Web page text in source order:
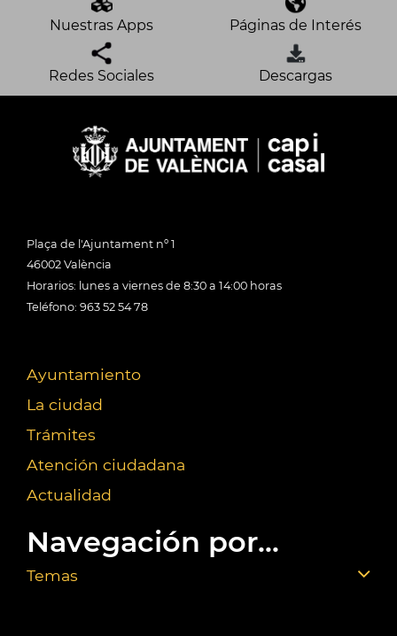
Nuestras Apps Páginas de Interés
Redes Sociales Descargas
Plaça de l'Ajuntament nº 1
46002 València
Horarios: lunes a viernes de 8:30 a 14:00 horas
Teléfono: 963 52 54 78
Ayuntamiento
La ciudad
Trámites
Atención ciudadana
Actualidad
Navegación por...
Temas